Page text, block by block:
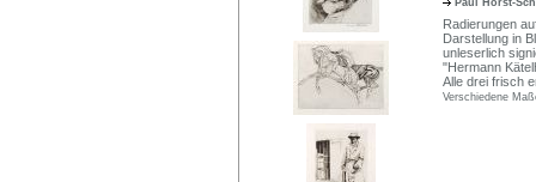
Radierungen
Darstellung in
unleserlich
"Hermann
Alle drei frisch
Verschiedene